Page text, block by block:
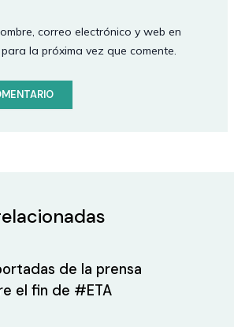
correo electrónico y web en
la próxima vez que comente.
de la prensa
el fin de #ETA